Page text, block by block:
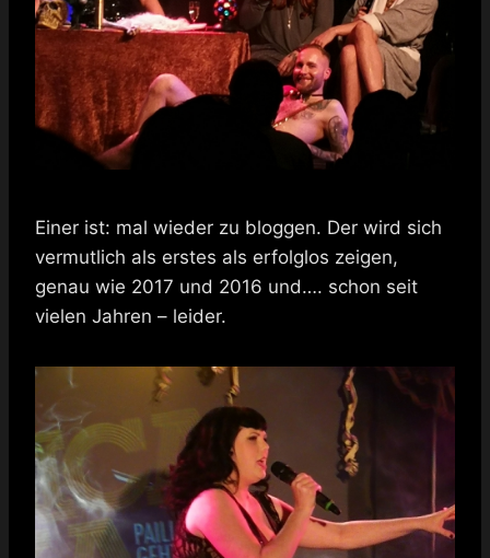
Einer ist: mal wieder zu bloggen. Der wird sich
vermutlich als erstes als erfolglos zeigen,
genau wie 2017 und 2016 und…. schon seit
vielen Jahren – leider.